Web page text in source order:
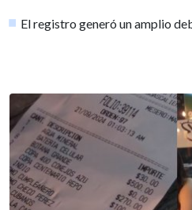
El registro generó un amplio